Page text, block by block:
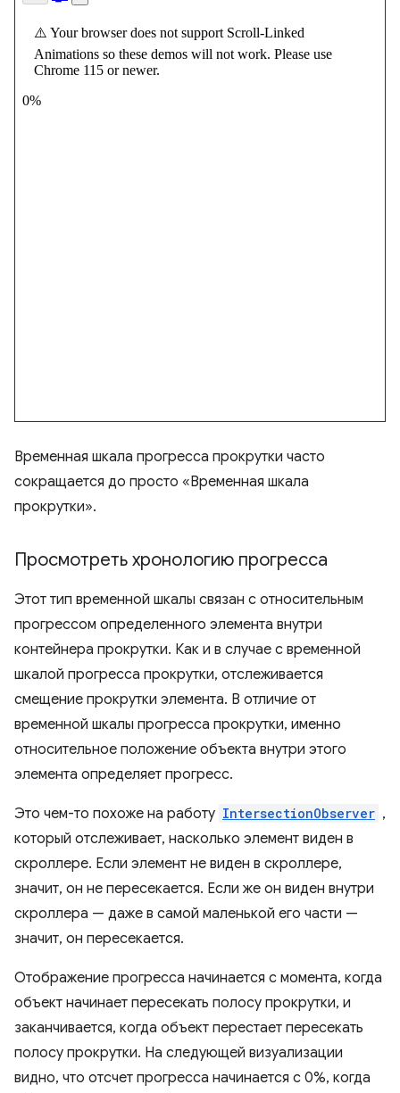
Временная шкала прогресса прокрутки часто
сокращается до просто «Временная шкала
прокрутки».
Просмотреть хронологию прогресса
Этот тип временной шкалы связан с относительным
прогрессом определенного элемента внутри
контейнера прокрутки. Как и в случае с временной
шкалой прогресса прокрутки, отслеживается
смещение прокрутки элемента. В отличие от
временной шкалы прогресса прокрутки, именно
относительное положение объекта внутри этого
элемента определяет прогресс.
Это чем-то похоже на работу IntersectionObserver ,
который отслеживает, насколько элемент виден в
скроллере. Если элемент не виден в скроллере,
значит, он не пересекается. Если же он виден внутри
скроллера — даже в самой маленькой его части —
значит, он пересекается.
Отображение прогресса начинается с момента, когда
объект начинает пересекать полосу прокрутки, и
заканчивается, когда объект перестает пересекать
полосу прокрутки. На следующей визуализации
видно, что отсчет прогресса начинается с 0%, когда